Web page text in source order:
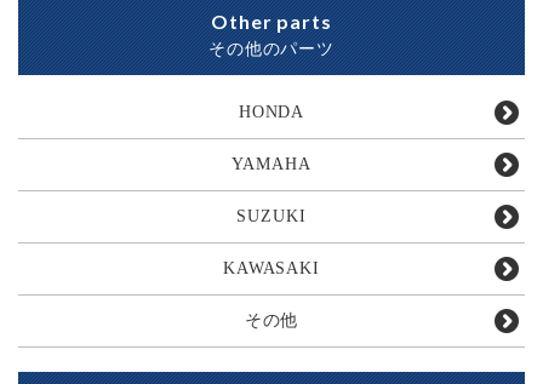
Other parts
その他のパーツ
HONDA
YAMAHA
SUZUKI
KAWASAKI
その他